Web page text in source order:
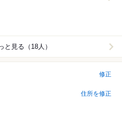
と見る（18人）
修正
住所を修正